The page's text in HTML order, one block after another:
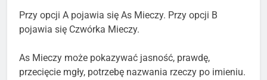
Przy opcji A pojawia się As Mieczy. Przy opcji B
pojawia się Czwórka Mieczy.
As Mieczy może pokazywać jasność, prawdę,
przecięcie mgły, potrzebę nazwania rzeczy po imieniu.